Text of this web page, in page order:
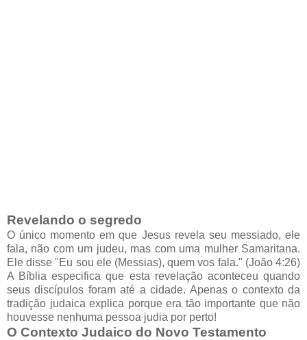
Revelando o segredo
O único momento em que Jesus revela seu messiado, ele
fala, não com um judeu, mas com uma mulher Samaritana.
Ele disse "Eu sou ele (Messias), quem vos fala." (João 4:26)
A Bíblia especifica que esta revelação aconteceu quando
seus discípulos foram até a cidade. Apenas o contexto da
tradição judaica explica porque era tão importante que não
houvesse nenhuma pessoa judia por perto!
O Contexto Judaico do Novo Testamento